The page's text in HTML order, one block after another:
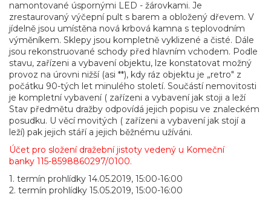
namontované úspornými LED - žárovkami. Je
zrestaurovaný výčepní pult s barem a obložený dřevem. V
jídelně jsou umístěna nová krbová kamna s teplovodním
výměníkem. Sklepy jsou kompletně vyklizené a čisté. Dále
jsou rekonstruované schody před hlavním vchodem. Podle
stavu, zařízeni a vybavení objektu, lze konstatovat možný
provoz na úrovni nižší (asi **), kdy ráz objektu je „retro" z
počátku 90-tých let minulého století. Součástí nemovitosti
je kompletní vybavení ( zařízeni a vybavení jak stoji a leží
Stav předmětu dražby odpovídá jejich popisu ve znaleckém
posudku. U věcí movitých ( zařízeni a vybavení jak stojí a
leží) pak jejich stáří a jejich běžnému užíváni.
Účet pro složení dražební jistoty vedený u Komeční
banky 115-8598860297/0100.
1. termín prohlídky 14.05.2019, 15:00-16:00
2. termín prohlídky 15.05.2019, 15:00-16:00